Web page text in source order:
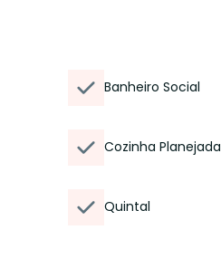
Banheiro Social
Cozinha Planejada
Quintal